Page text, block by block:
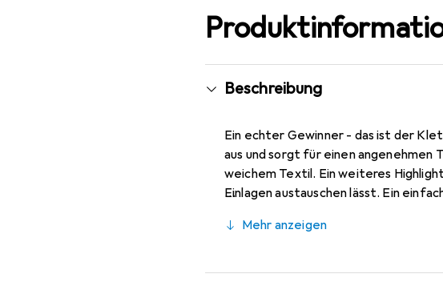
Beschreibung
Ein echter Gewinner - das ist der
aus und sorgt für einen angenehmen
weichem Textil. Ein weiteres
Einlagen austauschen lässt. Ein
angenehmen Komfort beim Laufen
Freizeitpark oder auf dem Pausenhof.
Mehr anzeigen